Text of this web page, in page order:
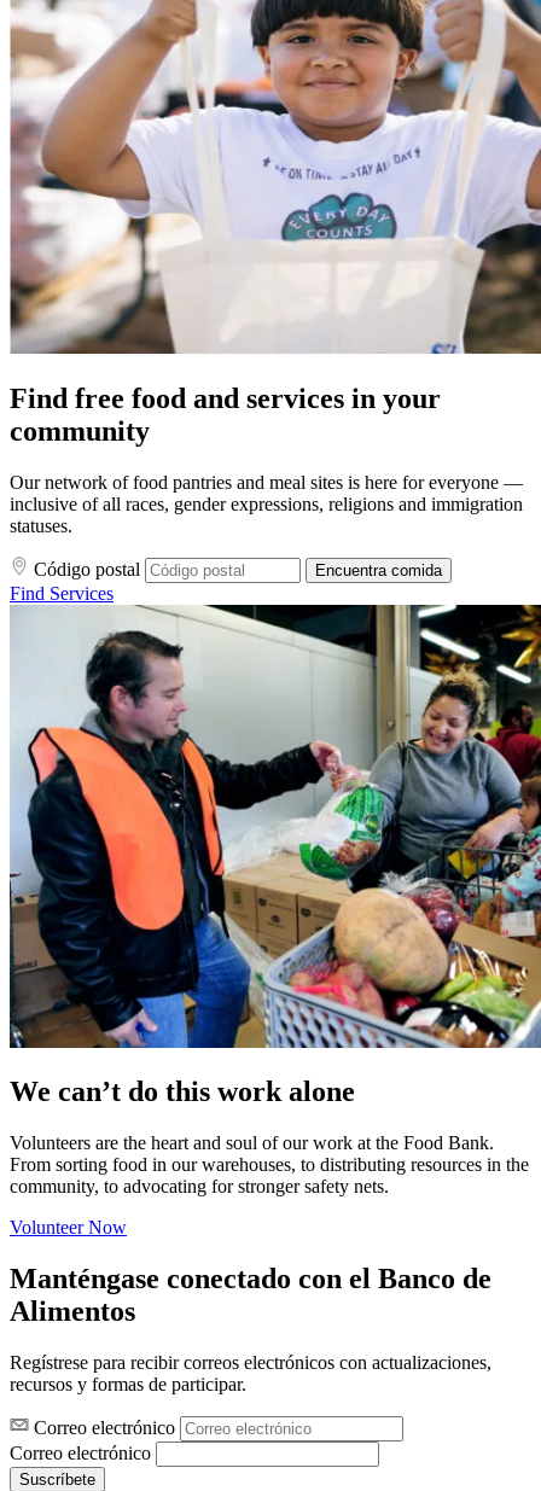
Find free food and services in your
community
Our network of food pantries and meal sites is here for everyone —
inclusive of all races, gender expressions, religions and immigration
statuses.
Código postal Encuentra comida
Find Services
We can’t do this work alone
Volunteers are the heart and soul of our work at the Food Bank.
From sorting food in our warehouses, to distributing resources in the
community, to advocating for stronger safety nets.
Volunteer Now
Manténgase conectado con el Banco de
Alimentos
Regístrese para recibir correos electrónicos con actualizaciones,
recursos y formas de participar.
Correo electrónico
Correo electrónico
Suscríbete